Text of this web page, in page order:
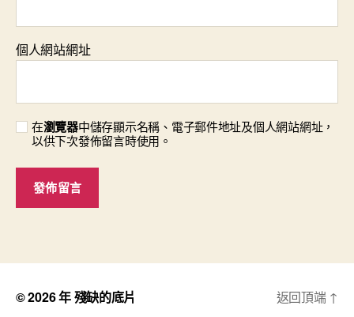
個人網站網址
在瀏覽器中儲存顯示名稱、電子郵件地址及個人網站網址，
以供下次發佈留言時使用。
© 2026 年殘缺的底片 返回頂端 ↑